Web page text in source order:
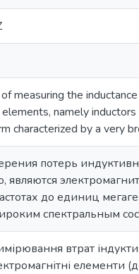
measuring the
namely
characterized by a very
потерь
являются
до единиц
спектральным
втрат
елементи